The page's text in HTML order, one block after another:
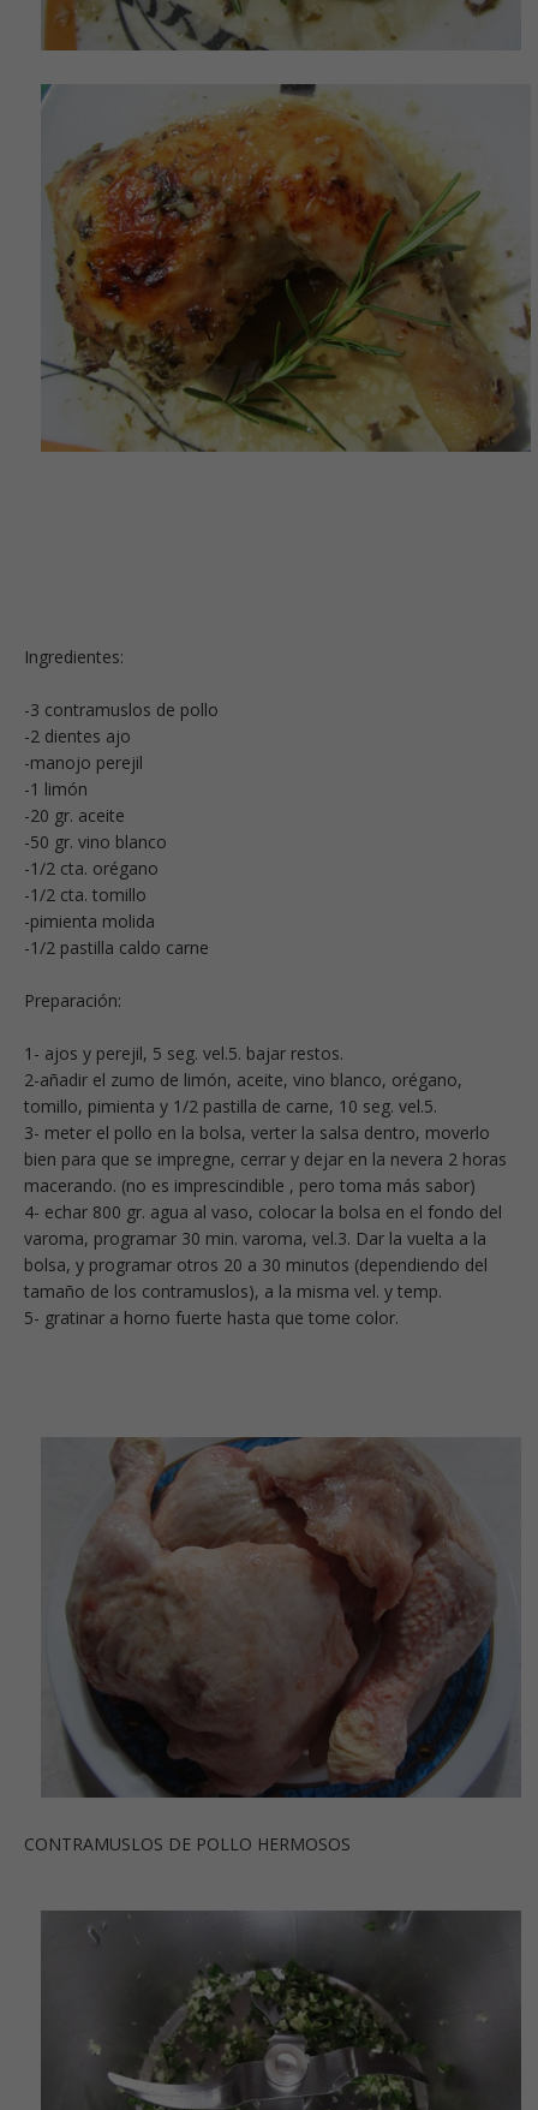
Ingredientes:
-3 contramuslos de pollo
-2 dientes ajo
-manojo perejil
-1 limón
-20 gr. aceite
-50 gr. vino blanco
-1/2 cta. orégano
-1/2 cta. tomillo
-pimienta molida
-1/2 pastilla caldo carne
Preparación:
1- ajos y perejil, 5 seg. vel.5. bajar restos.
2-añadir el zumo de limón, aceite, vino blanco, orégano,
tomillo, pimienta y 1/2 pastilla de carne, 10 seg. vel.5.
3- meter el pollo en la bolsa, verter la salsa dentro, moverlo
bien para que se impregne, cerrar y dejar en la nevera 2 horas
macerando. (no es imprescindible , pero toma más sabor)
4- echar 800 gr. agua al vaso, colocar la bolsa en el fondo del
varoma, programar 30 min. varoma, vel.3. Dar la vuelta a la
bolsa, y programar otros 20 a 30 minutos (dependiendo del
tamaño de los contramuslos), a la misma vel. y temp.
5- gratinar a horno fuerte hasta que tome color.
CONTRAMUSLOS DE POLLO HERMOSOS